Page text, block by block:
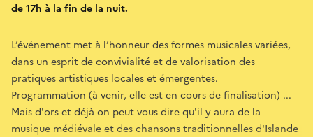
de 17h à la fin de la nuit.
L’événement met à l’honneur des formes musicales variées,
dans un esprit de convivialité et de valorisation des
pratiques artistiques locales et émergentes.
Programmation (à venir, elle est en cours de finalisation) ...
Mais d'ors et déjà on peut vous dire qu'il y aura de la
musique médiévale et des chansons traditionnelles d'Islande